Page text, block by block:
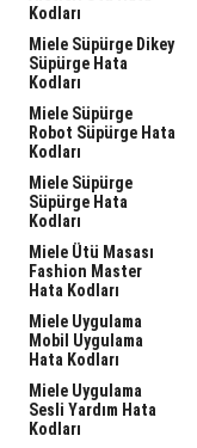
Kodları
Miele Süpürge Dikey
Süpürge Hata
Kodları
Miele Süpürge
Robot Süpürge Hata
Kodları
Miele Süpürge
Süpürge Hata
Kodları
Miele Ütü Masası
Fashion Master
Hata Kodları
Miele Uygulama
Mobil Uygulama
Hata Kodları
Miele Uygulama
Sesli Yardım Hata
Kodları